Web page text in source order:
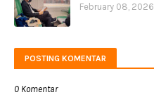
February 08, 2026
POSTING KOMENTAR
0 Komentar